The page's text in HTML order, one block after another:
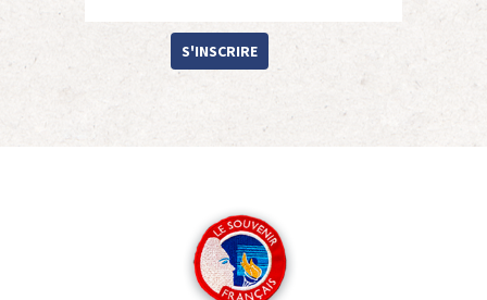
S'INSCRIRE